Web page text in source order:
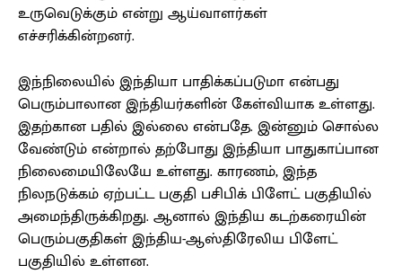
உருவெடுக்கும் என்று ஆய்வாளர்கள்
எச்சரிக்கின்றனர்.
இந்நிலையில் இந்தியா பாதிக்கப்படுமா என்பது
பெரும்பாலான இந்தியர்களின் கேள்வியாக உள்ளது.
இதற்கான பதில் இல்லை என்பதே. இன்னும் சொல்ல
வேண்டும் என்றால் தற்போது இந்தியா பாதுகாப்பான
நிலைமையிலேயே உள்ளது. காரணம், இந்த
நிலநடுக்கம் ஏற்பட்ட பகுதி பசிபிக் பிளேட் பகுதியில்
அமைந்திருக்கிறது. ஆனால் இந்திய கடற்கரையின்
பெரும்பகுதிகள் இந்திய-ஆஸ்திரேலிய பிளேட்
பகுதியில் உள்ளன.